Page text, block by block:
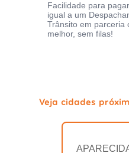
Facilidade para
igual a um
Trânsito em parceria
melhor, sem filas!
Veja cidades